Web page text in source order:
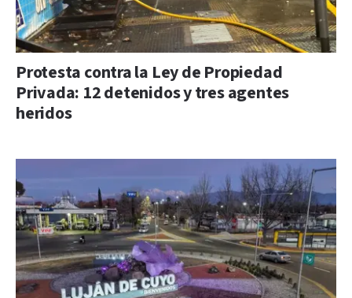
Protesta contra la Ley de Propiedad
Privada: 12 detenidos y tres agentes
heridos